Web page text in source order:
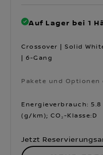
Auf Lager bei 1
Crossover | Solid
| 6-Gang
Pakete und
Energieverbrauch: 5.8
(g/km); CO₂-Klasse:D
Jetzt